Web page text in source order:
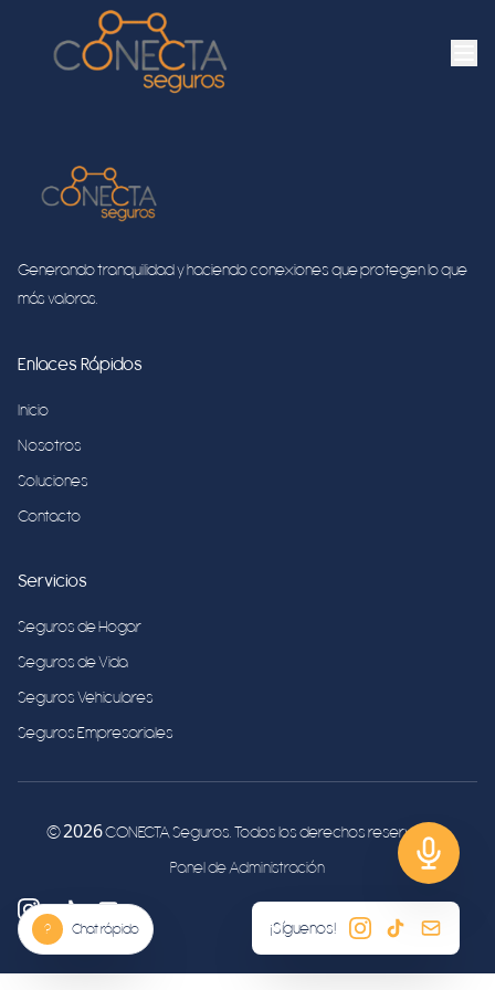
Generando tranquilidad y haciendo conexiones que protegen lo que
más valoras.
Enlaces Rápidos
Inicio
Nosotros
Soluciones
Contacto
Servicios
Seguros de Hogar
Seguros de Vida
Seguros Vehiculares
Seguros Empresariales
©2026CONECTA Seguros. Todos los derechos reservados.
Panel de Administración
¡Síguenos!
? Chat rápido